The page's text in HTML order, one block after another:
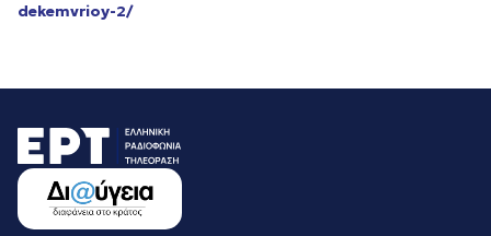
dekemvrioy-2/